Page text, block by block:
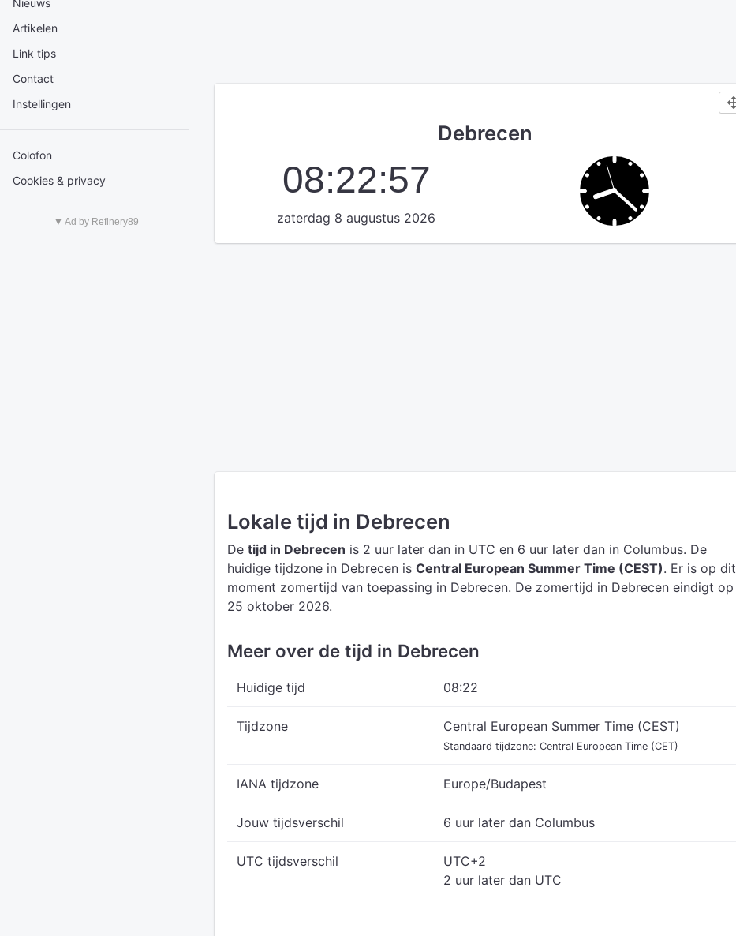
Nieuws
Artikelen
Link tips
Contact
Instellingen
Colofon
Cookies & privacy
▼ Ad by Refinery89
Debrecen
08:22:57
zaterdag 8 augustus 2026
Lokale tijd in Debrecen
De tijd in Debrecen is 2 uur later dan in UTC en 6 uur later dan in Columbus. De
huidige tijdzone in Debrecen is Central European Summer Time (CEST). Er is op dit
moment zomertijd van toepassing in Debrecen. De zomertijd in Debrecen eindigt op
25 oktober 2026.
Meer over de tijd in Debrecen
Huidige tijd 08:22
Tijdzone Central European Summer Time (CEST)
Standaard tijdzone: Central European Time (CET)
IANA tijdzone Europe/Budapest
Jouw tijdsverschil 6 uur later dan Columbus
UTC tijdsverschil
UTC+2
2 uur later dan UTC